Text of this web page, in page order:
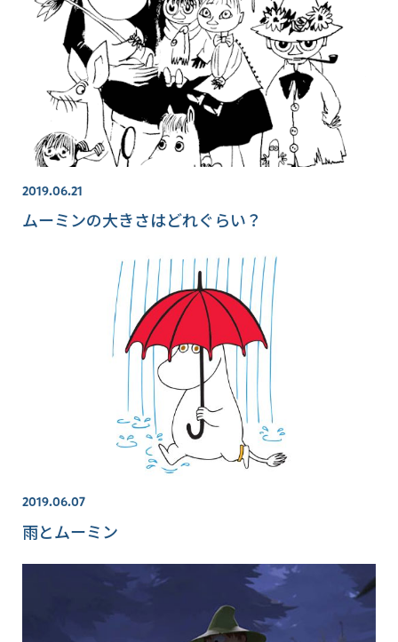
2019.06.21
ムーミンの大きさはどれぐらい？
2019.06.07
雨とムーミン